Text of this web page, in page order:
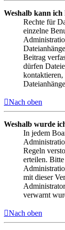
Weshalb kann ich
Rechte für
einzelne
Beitrag
dürfen
Nach oben
Weshalb wurde
In jedem
Regeln
erteilen.
mit dieser
verwarnt
Nach oben